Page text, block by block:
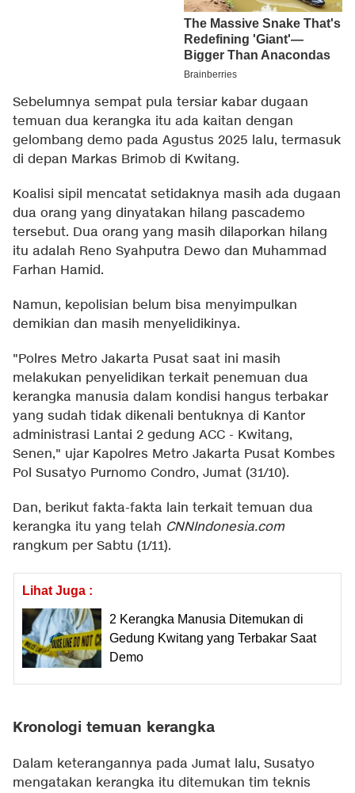
Sebelumnya sempat pula tersiar kabar dugaan
temuan dua kerangka itu ada kaitan dengan
gelombang demo pada Agustus 2025 lalu, termasuk
di depan Markas Brimob di Kwitang.
Koalisi sipil mencatat setidaknya masih ada dugaan
dua orang yang dinyatakan hilang pascademo
tersebut. Dua orang yang masih dilaporkan hilang
itu adalah Reno Syahputra Dewo dan Muhammad
Farhan Hamid.
Namun, kepolisian belum bisa menyimpulkan
demikian dan masih menyelidikinya.
"Polres Metro Jakarta Pusat saat ini masih
melakukan penyelidikan terkait penemuan dua
kerangka manusia dalam kondisi hangus terbakar
yang sudah tidak dikenali bentuknya di Kantor
administrasi Lantai 2 gedung ACC - Kwitang,
Senen," ujar Kapolres Metro Jakarta Pusat Kombes
Pol Susatyo Purnomo Condro, Jumat (31/10).
Dan, berikut fakta-fakta lain terkait temuan dua
kerangka itu yang telah CNNIndonesia.com
rangkum per Sabtu (1/11).
Lihat Juga :
2 Kerangka Manusia Ditemukan di
Gedung Kwitang yang Terbakar Saat
Demo
Kronologi temuan kerangka
Dalam keterangannya pada Jumat lalu, Susatyo
mengatakan kerangka itu ditemukan tim teknis